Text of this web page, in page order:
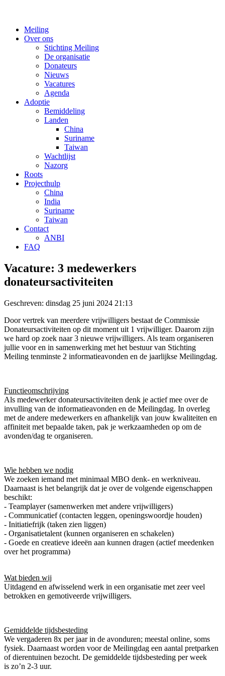
Meiling
Over ons
Stichting Meiling
De organisatie
Donateurs
Nieuws
Vacatures
Agenda
Adoptie
Bemiddeling
Landen
China
Suriname
Taiwan
Wachtlijst
Nazorg
Roots
Projecthulp
China
India
Suriname
Taiwan
Contact
ANBI
FAQ
Vacature: 3 medewerkers
donateursactiviteiten
Geschreven: dinsdag 25 juni 2024 21:13
Door vertrek van meerdere vrijwilligers bestaat de Commissie
Donateursactiviteiten op dit moment uit 1 vrijwilliger. Daarom zijn
we hard op zoek naar 3 nieuwe vrijwilligers. Als team organiseren
jullie voor en in samenwerking met het bestuur van Stichting
Meiling tenminste 2 informatieavonden en de jaarlijkse Meilingdag.
Functieomschrijving
Als medewerker donateursactiviteiten denk je actief mee over de
invulling van de informatieavonden en de Meilingdag. In overleg
met de andere medewerkers en afhankelijk van jouw kwaliteiten en
affiniteit met bepaalde taken, pak je werkzaamheden op om de
avonden/dag te organiseren.
Wie hebben we nodig
We zoeken iemand met minimaal MBO denk- en werkniveau.
Daarnaast is het belangrijk dat je over de volgende eigenschappen
beschikt:
- Teamplayer (samenwerken met andere vrijwilligers)
- Communicatief (contacten leggen, openingswoordje houden)
- Initiatiefrijk (taken zien liggen)
- Organisatietalent (kunnen organiseren en schakelen)
- Goede en creatieve ideeën aan kunnen dragen (actief meedenken
over het programma)
Wat bieden wij
Uitdagend en afwisselend werk in een organisatie met zeer veel
betrokken en gemotiveerde vrijwilligers.
Gemiddelde tijdsbesteding
We vergaderen 8x per jaar in de avonduren; meestal online, soms
fysiek. Daarnaast worden voor de Meilingdag een aantal pretparken
of dierentuinen bezocht. De gemiddelde tijdsbesteding per week
is zo’n 2-3 uur.